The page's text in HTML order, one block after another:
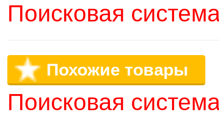
Поисковая
Похожие товары
Поисковая